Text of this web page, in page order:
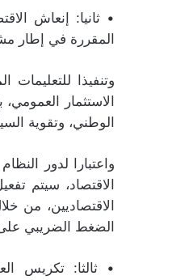
• ثانيا: إنعاش
المقررة في إطار
وتنفيذا
الاستثمار
الوطني، وتقوية
واعتبارا لدور
الاقتصاد، سيتم
الاقتصاديين، من
الضغط الضريبي
• ثالثا: تكريس